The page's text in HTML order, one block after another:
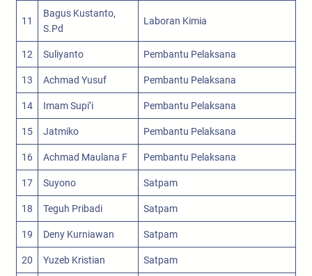
11
Bagus Kustanto,
S.Pd
Laboran Kimia
12 Suliyanto Pembantu Pelaksana
13 Achmad Yusuf Pembantu Pelaksana
14 Imam Supi’i Pembantu Pelaksana
15 Jatmiko Pembantu Pelaksana
16 Achmad Maulana F Pembantu Pelaksana
17 Suyono Satpam
18 Teguh Pribadi Satpam
19 Deny Kurniawan Satpam
20 Yuzeb Kristian Satpam